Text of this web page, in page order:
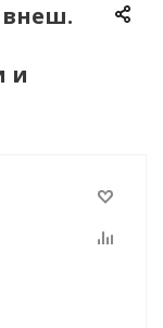
внеш.
и